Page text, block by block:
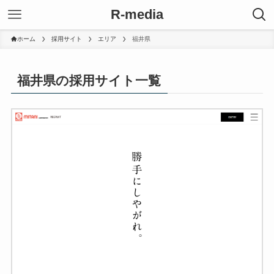
R-media
ホーム 採用サイト エリア 福井県
福井県の採用サイト一覧